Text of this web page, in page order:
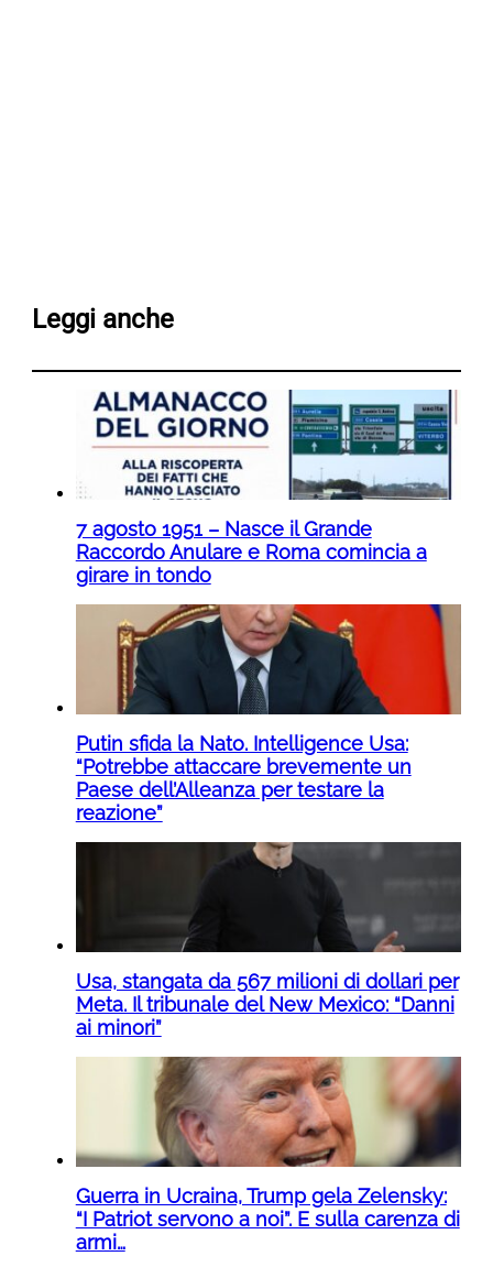
Leggi anche
7 agosto 1951 – Nasce il Grande
Raccordo Anulare e Roma comincia a
girare in tondo
Putin sfida la Nato. Intelligence Usa:
“Potrebbe attaccare brevemente un
Paese dell’Alleanza per testare la
reazione”
Usa, stangata da 567 milioni di dollari per
Meta. Il tribunale del New Mexico: “Danni
ai minori”
Guerra in Ucraina, Trump gela Zelensky:
“I Patriot servono a noi”. E sulla carenza di
armi…